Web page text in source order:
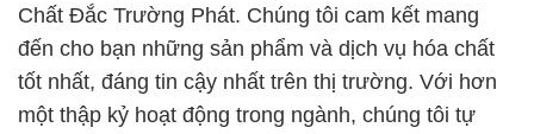
Chất Đắc Trường Phát. Chúng tôi cam kết mang
đến cho bạn những sản phẩm và dịch vụ hóa chất
tốt nhất, đáng tin cậy nhất trên thị trường. Với hơn
một thập kỷ hoạt động trong ngành, chúng tôi tự